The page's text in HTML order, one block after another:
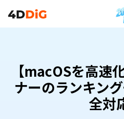
【macOSを高速
ナーのランキン
全対